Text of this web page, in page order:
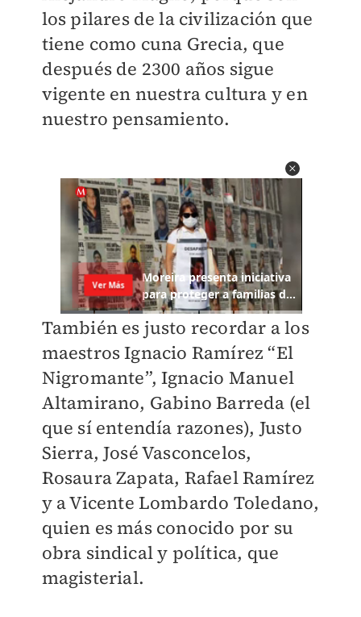
los pilares de la civilización que
tiene como cuna Grecia, que
después de 2300 años sigue
vigente en nuestra cultura y en
nuestro pensamiento.
También es justo recordar a los
maestros Ignacio Ramírez “El
Nigromante”, Ignacio Manuel
Altamirano, Gabino Barreda (el
que sí entendía razones), Justo
Sierra, José Vasconcelos,
Rosaura Zapata, Rafael Ramírez
y a Vicente Lombardo Toledano,
quien es más conocido por su
obra sindical y política, que
magisterial.